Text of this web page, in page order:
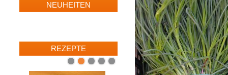
NEUHEITEN
REZEPTE
1 2 3 4 5